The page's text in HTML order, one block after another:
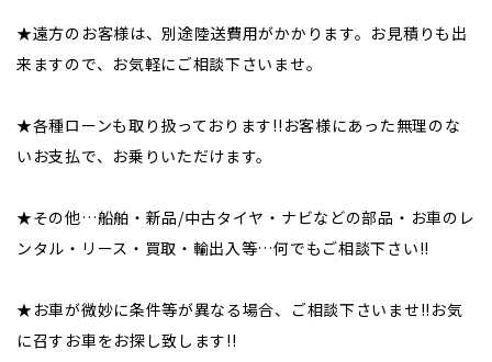
★遠方のお客様は、別途陸送費用がかかります。お見積りも出
来ますので、お気軽にご相談下さいませ。
★各種ローンも取り扱っております!!お客様にあった無理のな
いお支払で、お乗りいただけます。
★その他…船舶・新品/中古タイヤ・ナビなどの部品・お車のレ
ンタル・リース・買取・輸出入等…何でもご相談下さい!!
★お車が微妙に条件等が異なる場合、ご相談下さいませ!!お気
に召すお車をお探し致します!!